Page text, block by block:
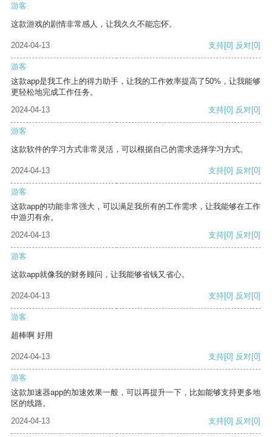
游客
这款游戏的剧情非常感人，让我久久不能忘怀。
2024-04-13 支持[0] 反对[0]
游客
这款app是我工作上的得力助手，让我的工作效率提高了50%，让我能够
更轻松地完成工作任务。
2024-04-13
支持[0] 反对[0]
游客
这款软件的学习方式非常灵活，可以根据自己的需求选择学习方式。
2024-04-13 支持[0] 反对[0]
游客
这款app的功能非常强大，可以满足我所有的工作需求，让我能够在工作
中游刃有余。
2024-04-13
支持[0] 反对[0]
游客
这款app就像我的财务顾问，让我能够省钱又省心。
2024-04-13 支持[0] 反对[0]
游客
超棒啊 好用
2024-04-13 支持[0] 反对[0]
游客
这款加速器app的加速效果一般，可以再提升一下，比如能够支持更多地
区的线路。
2024-04-13
支持[0] 反对[0]